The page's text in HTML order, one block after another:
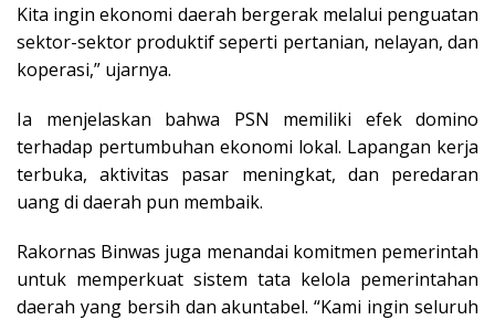
Kita ingin ekonomi daerah bergerak melalui penguatan
sektor-sektor produktif seperti pertanian, nelayan, dan
koperasi,” ujarnya.
Ia menjelaskan bahwa PSN memiliki efek domino
terhadap pertumbuhan ekonomi lokal. Lapangan kerja
terbuka, aktivitas pasar meningkat, dan peredaran
uang di daerah pun membaik.
Rakornas Binwas juga menandai komitmen pemerintah
untuk memperkuat sistem tata kelola pemerintahan
daerah yang bersih dan akuntabel. “Kami ingin seluruh